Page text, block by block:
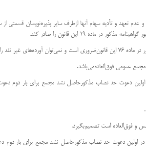
و عدم تعهد و تأدیه سهام آنها از‌طرف سایر پذیره‌نویسان
19 این قانون را صادر كند.
در اولین دعوت حد نصاب مذكور‌حاصل نشد مجمع برای بار
در اولین دعوت حد نصاب مذكور‌حاصل نشد مجمع برای بار